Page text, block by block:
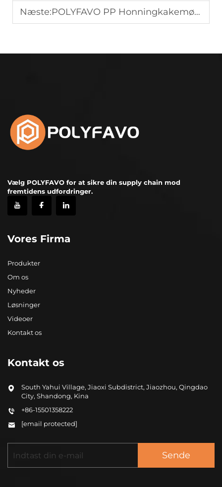
Næste:POLYFAVO PP Honningkakemønsterplade Produktion: Proces Forklaret
Vælg POLYFAVO for at sikre din supply chain mod
fremtidens udfordringer.
Vores Firma
Produkter
Om os
Nyheder
Løsninger
Videoer
Kontakt os
Kontakt os
South Yahui Village, Jiaoxi Subdistrict, Jiaozhou, Qingdao
City, Shandong, Kina
+86-15501358222
[email protected]
Sende